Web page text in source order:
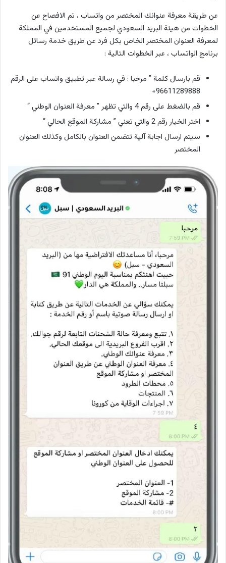
عن طريقة معرفة عنوانك المختصر من واتساب ، تم الافصاح عن
الخطوات من هيئة البريد السعودي لجميع المستخدمين في المملكة
لمعرفة العنوان المختصر الخاص بكل فرد عن طريق خدمة رسائل
برنامج الواتساب ، عبر الخطوات التالية :
قم بارسال كلمة ” مرحبا : في رسالة عبر تطبيق واتساب على الرقم
96611289888+
قم بالضغط على رقم 4 والتي تظهر ” معرفة العنوان الوطني “
اختر الخيار رقم 2 والتي تعني ” مشاركة الموقع الحالي “
سيتم ارسال اجابة آلية تتضمن العنوان بالكامل وكذلك العنوان
المختصر